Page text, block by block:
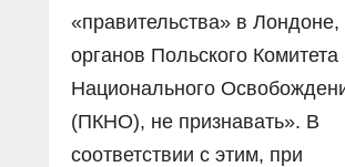
«правительства» в Лондоне,
органов Польского Комитета
Национального
(ПКНО), не признавать». В
соответствии с этим, при